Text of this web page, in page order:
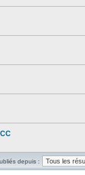
depuis :